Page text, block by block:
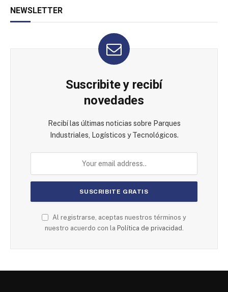
NEWSLETTER
Suscribite y recibí
novedades
Recibí las últimas noticias sobre Parques
Industriales, Logísticos y Tecnológicos.
Al registrarse, aceptas nuestros términos y
nuestro acuerdo con la Política de privacidad.